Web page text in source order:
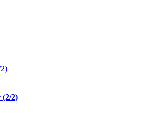
(2/2)